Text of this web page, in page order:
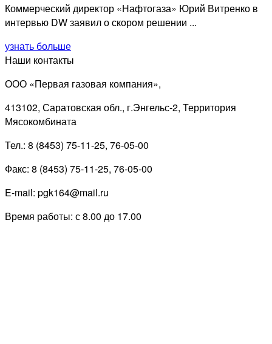
Коммерческий директор «Нафтогаза» Юрий Витренко в
интервью DW заявил о скором решении ...
узнать больше
Наши контакты
ООО «Первая газовая компания»,
413102, Саратовская обл., г.Энгельс-2, Территория
Мясокомбината
Тел.: 8 (8453) 75-11-25, 76-05-00
Факс: 8 (8453) 75-11-25, 76-05-00
E-mail: pgk164@mail.ru
Время работы: с 8.00 до 17.00